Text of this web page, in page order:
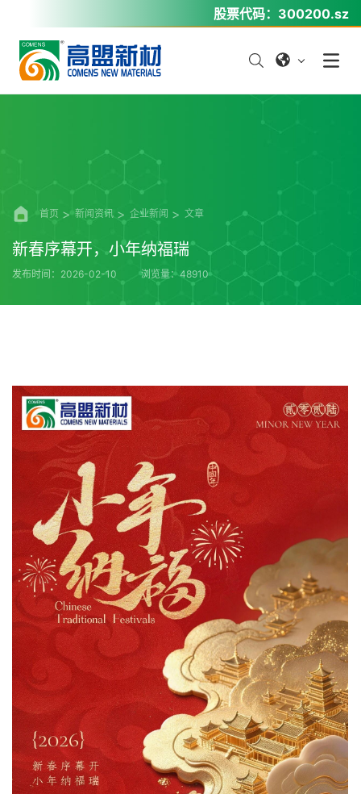
股票代码： 300200.sz
首页 新闻资讯 企业新闻 文章
新春序幕开，小年纳福瑞
发布时间：2026-02-10 浏览量：48910